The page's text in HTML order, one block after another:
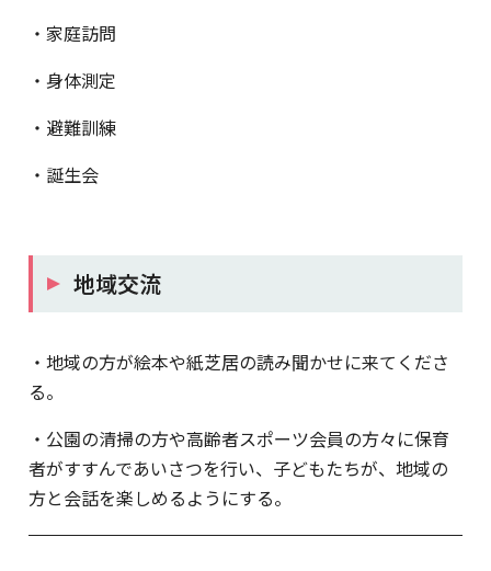
・家庭訪問
・身体測定
・避難訓練
・誕生会
地域交流
・地域の方が絵本や紙芝居の読み聞かせに来てくださ
る。
・公園の清掃の方や高齢者スポーツ会員の方々に保育
者がすすんであいさつを行い、子どもたちが、地域の
方と会話を楽しめるようにする。